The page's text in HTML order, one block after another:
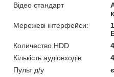
Відео стандарт
Мережеві інтерфейси:
Количество HDD
Кількість аудіовходів
Пульт д/у
є